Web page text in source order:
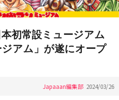
初常設ミュージアム
ジアム」が遂にオープ
Japaaan編集部 2024/03/26